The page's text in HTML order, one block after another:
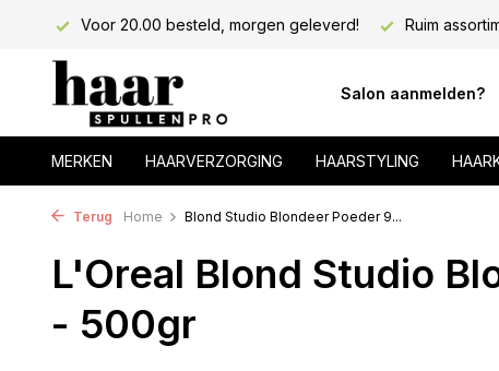
Voor 20.00 besteld, morgen geleverd! Ruim
Salon aanmelden?
MERKEN HAARVERZORGING HAARSTYLING
Terug Home Blond Studio Blondeer Poeder 9...
L'Oreal Blond Studio
- 500gr